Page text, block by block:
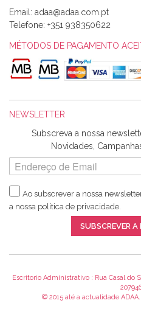
Alexandra
Olá boa Noite. Os meus
obrigada pelo miminho que dá
de bordar e não sei o que pões
maravilhosamente ...
Harita a minha encomenda já
rapidez no envio, pela
enviaste e pela
5 estrelas. Gosto muito do
Email:
Telefone: +351 938350622
MÉTODOS DE PAGAMENTO
NEWSLETTER
Subscreva a nossa
Novidades,
Ao subscrever a nossa
a nossa política de privacidade.
SUBSCREVER
Escritorio Administrativo : Rua Casal do
© 2015 até a actualidade